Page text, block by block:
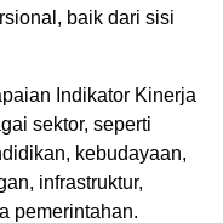
baik dari sisi
Indikator Kinerja
sektor, seperti
kebudayaan,
infrastruktur,
pemerintahan.